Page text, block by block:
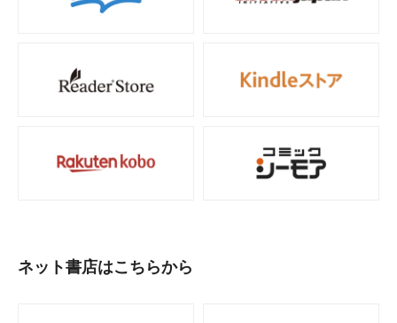
ネット書店はこちらから